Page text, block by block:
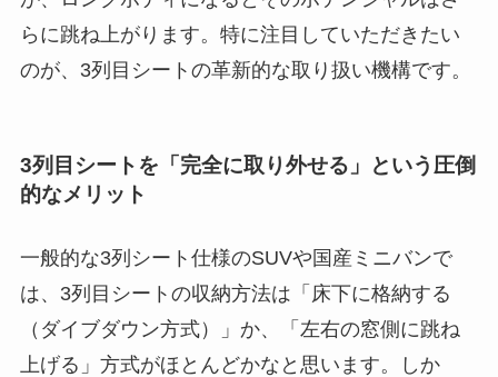
らに跳ね上がります。特に注目していただきたい
のが、3列目シートの革新的な取り扱い機構です。
3列目シートを「完全に取り外せる」という圧倒
的なメリット
一般的な3列シート仕様のSUVや国産ミニバンで
は、3列目シートの収納方法は「床下に格納する
（ダイブダウン方式）」か、「左右の窓側に跳ね
上げる」方式がほとんどかなと思います。しか